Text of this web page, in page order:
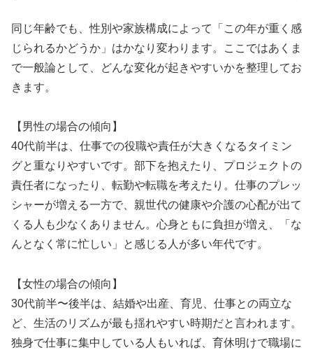
同じ年齢でも、性別や家族構成によって「この年が重く感
じられるかどうか」はかなり変わります。ここではあくま
で一般論として、どんな変化が起きやすいかを整理してお
きます。
【男性の場合の傾向】
40代前半は、仕事での役職や責任が大きくなるタイミン
グと重なりやすいです。部下を抱えたり、プロジェクトの
責任者になったり、転勤や転職を考えたり。仕事のプレッ
シャーが増える一方で、親世代の健康や介護の心配が出て
くる人も少なくありません。心身ともに負担が増え、「な
んとなく常に忙しい」と感じる人が多い年代です。
【女性の場合の傾向】
30代前半〜後半は、結婚や出産、育児、仕事との両立な
ど、生活のリズムが最も揺れやすい時期だと言われます。
独身で仕事に集中している人もいれば、育休明けで職場に